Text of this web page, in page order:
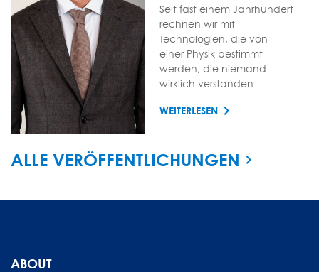
Seit fast einem Jahrhundert
rechnen wir mit
Technologien, die von
einer Physik bestimmt
werden, die niemand
wirklich verstanden...
WEITERLESEN
ALLE VERÖFFENTLICHUNGEN
ABOUT